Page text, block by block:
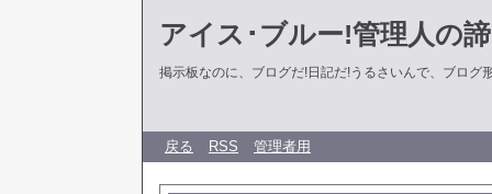
アイス･ブルー!管理人の
掲示板なのに、ブログだ!日記だ!うるさいんで、ブログ
戻る RSS 管理者用